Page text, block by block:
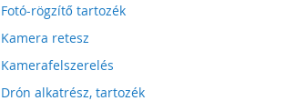
Fotó-rögzítő tartozék
Kamera retesz
Kamerafelszerelés
Drón alkatrész, tartozék